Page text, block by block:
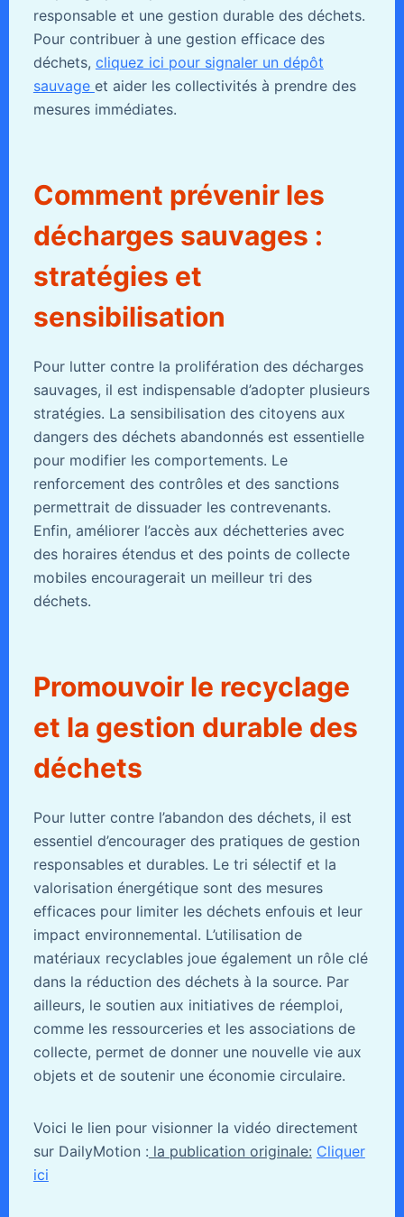
responsable et une gestion durable des déchets.
Pour contribuer à une gestion efficace des
déchets, cliquez ici pour signaler un dépôt
sauvage et aider les collectivités à prendre des
mesures immédiates.
Comment prévenir les
décharges sauvages :
stratégies et
sensibilisation
Pour lutter contre la prolifération des décharges
sauvages, il est indispensable d’adopter plusieurs
stratégies. La sensibilisation des citoyens aux
dangers des déchets abandonnés est essentielle
pour modifier les comportements. Le
renforcement des contrôles et des sanctions
permettrait de dissuader les contrevenants.
Enfin, améliorer l’accès aux déchetteries avec
des horaires étendus et des points de collecte
mobiles encouragerait un meilleur tri des
déchets.
Promouvoir le recyclage
et la gestion durable des
déchets
Pour lutter contre l’abandon des déchets, il est
essentiel d’encourager des pratiques de gestion
responsables et durables. Le tri sélectif et la
valorisation énergétique sont des mesures
efficaces pour limiter les déchets enfouis et leur
impact environnemental. L’utilisation de
matériaux recyclables joue également un rôle clé
dans la réduction des déchets à la source. Par
ailleurs, le soutien aux initiatives de réemploi,
comme les ressourceries et les associations de
collecte, permet de donner une nouvelle vie aux
objets et de soutenir une économie circulaire.
Voici le lien pour visionner la vidéo directement
sur DailyMotion : la publication originale: Cliquer
ici